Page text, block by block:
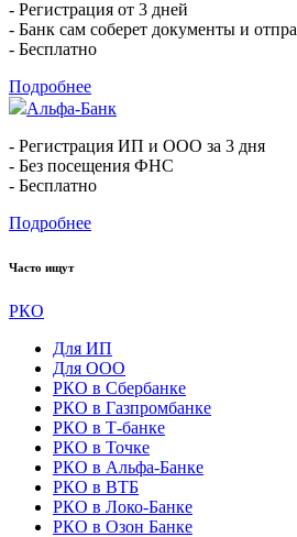
- Регистрация от 3 дней
- Банк сам соберет документы и
- Бесплатно
Подробнее
Альфа-Банк
- Регистрация ИП и ООО за 3 дня
- Без посещения ФНС
- Бесплатно
Подробнее
Часто ищут
РКО
Для ИП
Для ООО
РКО в Сбербанке
РКО в Газпромбанке
РКО в Т-банке
РКО в Точке
РКО в Альфа-Банке
РКО в ВТБ
РКО в Локо-Банке
РКО в Озон Банке